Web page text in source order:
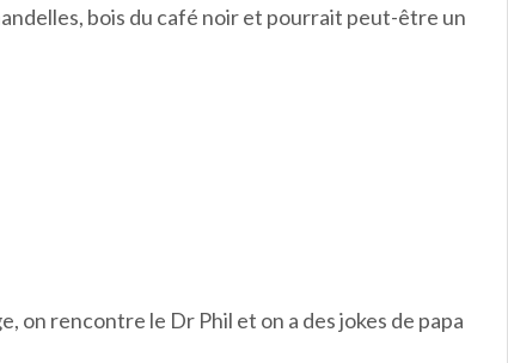
bois du café noir et pourrait peut-être un
on rencontre le Dr Phil et on a des jokes de papa